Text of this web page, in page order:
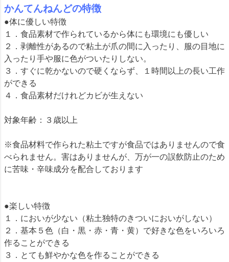
かんてんねんどの特徴
●体に優しい特徴
１．食品素材で作られているから体にも環境にも優しい
２．剥離性があるので粘土が爪の間に入ったり、服の目地に
入ったり手や服に色がついたりしない。
３．すぐに乾かないので硬くならず、１時間以上の長い工作
ができる
４．食品素材だけれどカビが生えない
対象年齢：３歳以上
※食品材料で作られた粘土ですが食品ではありませんので食
べられません。害はありませんが、万が一の誤飲防止のため
に苦味・辛味成分を配合しております
●楽しい特徴
１．においが少ない（粘土独特のきついにおいがしない）
２．基本５色（白・黒・赤・青・黄）で好きな色をいろいろ
作ることができる
３．とても鮮やかな色を作ることができる